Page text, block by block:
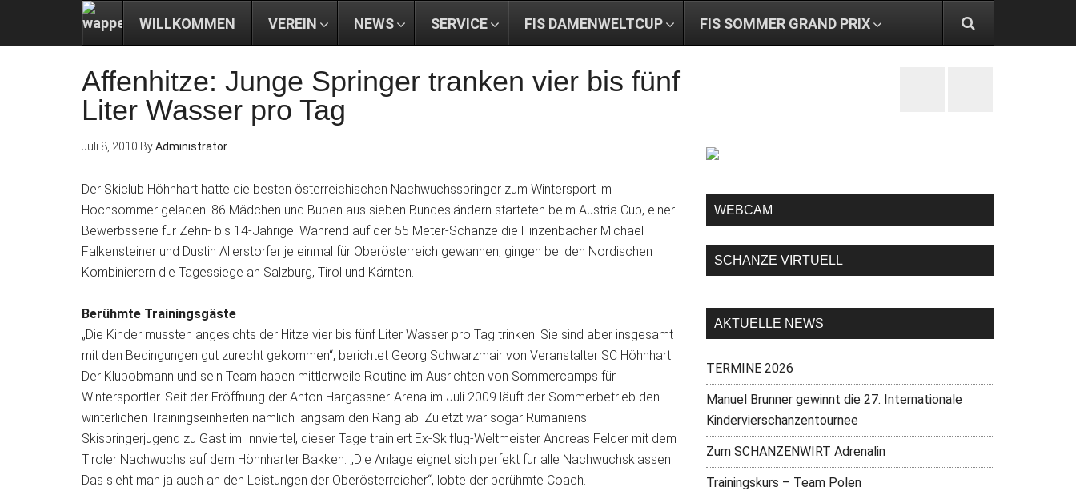
WILLKOMMEN VEREIN NEWS SERVICE FIS DAMENWELTCUP FIS SOMMER GRAND PRIX
Affenhitze: Junge Springer tranken vier bis fünf
Liter Wasser pro Tag
Juli 8, 2010 ByAdministrator
Der Skiclub Höhnhart hatte die besten österreichischen Nachwuchsspringer zum Wintersport im
Hochsommer geladen. 86 Mädchen und Buben aus sieben Bundesländern starteten beim Austria Cup, einer
Bewerbsserie für Zehn- bis 14-Jährige. Während auf der 55 Meter-Schanze die Hinzenbacher Michael
Falkensteiner und Dustin Allerstorfer je einmal für Oberösterreich gewannen, gingen bei den Nordischen
Kombinierern die Tagessiege an Salzburg, Tirol und Kärnten.
Berühmte Trainingsgäste
„Die Kinder mussten angesichts der Hitze vier bis fünf Liter Wasser pro Tag trinken. Sie sind aber insgesamt
mit den Bedingungen gut zurecht gekommen“, berichtet Georg Schwarzmair von Veranstalter SC Höhnhart.
Der Klubobmann und sein Team haben mittlerweile Routine im Ausrichten von Sommercamps für
Wintersportler. Seit der Eröffnung der Anton Hargassner-Arena im Juli 2009 läuft der Sommerbetrieb den
winterlichen Trainingseinheiten nämlich langsam den Rang ab. Zuletzt war sogar Rumäniens
Skispringerjugend zu Gast im Innviertel, dieser Tage trainiert Ex-Skiflug-Weltmeister Andreas Felder mit dem
Tiroler Nachwuchs auf dem Höhnharter Bakken. „Die Anlage eignet sich perfekt für alle Nachwuchsklassen.
Das sieht man ja auch an den Leistungen der Oberösterreicher“, lobte der berühmte Coach.
WEBCAM
SCHANZE VIRTUELL
AKTUELLE NEWS
TERMINE 2026
Manuel Brunner gewinnt die 27. Internationale
Kindervierschanzentournee
Zum SCHANZENWIRT Adrenalin
Trainingskurs – Team Polen